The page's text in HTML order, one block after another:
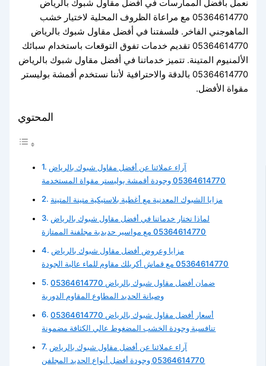
نعمل بأفضل الممارسات في أفضل مقاول شبوك بالرياض
05364614770 مع مراعاة الظروف المحلية لاختيار خشب
الماهوجني الفاخر. فلسفتنا في أفضل مقاول شبوك بالرياض
05364614770 تقديم خدمات تفوق التوقعات باستخدام سبائك
الألمنيوم المتينة. تتميز خدماتنا في أفضل مقاول شبوك بالرياض
05364614770 بالدقة والاحترافية لأننا نستخدم أقمشة بوليستر
مقواة الأفضل.
المحتوي
آراء عملائنا عن أفضل مقاول شبوك بالرياض
05364614770 وجودة أقمشة بوليستر مقواة المستخدمة
مزايا الشبوك المعدنية مع أغطية بلاستيكية متينة المتينة
لماذا تختار خدماتنا في أفضل مقاول شبوك بالرياض
05364614770 مع مواسير حديدية مجلفنة الممتازة
مزايا وعروض أفضل مقاول شبوك بالرياض
05364614770 مع قماش أكريلك مقاوم للماء عالية الجودة
ضمان أفضل مقاول شبوك بالرياض 05364614770
وصيانة الحديد المطاوع المقاوم الدورية
أسعار أفضل مقاول شبوك بالرياض 05364614770
تنافسية وجودة الخشب المضغوط عالي الكثافة مضمونة
آراء عملائنا عن أفضل مقاول شبوك بالرياض
05364614770 وجودة أفضل أنواع الحديد المجلفن